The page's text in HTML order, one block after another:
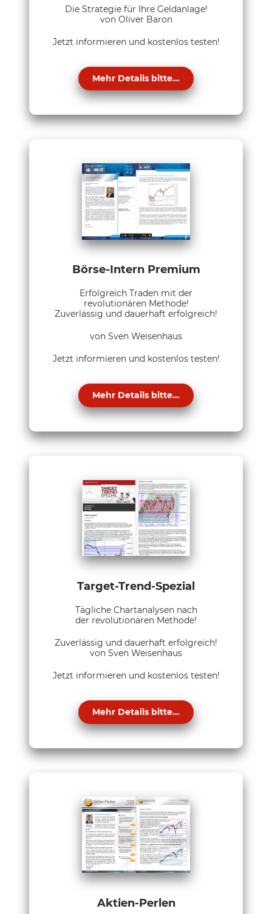
Die Strategie für Ihre Geldanlage!
von Oliver Baron
Jetzt informieren und kostenlos testen!
Mehr Details bitte...
Börse-Intern Premium
Erfolgreich Traden mit der
revolutionären Methode!
Zuverlässig und dauerhaft erfolgreich!
von Sven Weisenhaus
Jetzt informieren und kostenlos testen!
Mehr Details bitte...
Target-Trend-Spezial
Tägliche Chartanalysen nach
der revolutionären Methode!
Zuverlässig und dauerhaft erfolgreich!
von Sven Weisenhaus
Jetzt informieren und kostenlos testen!
Mehr Details bitte...
Aktien-Perlen